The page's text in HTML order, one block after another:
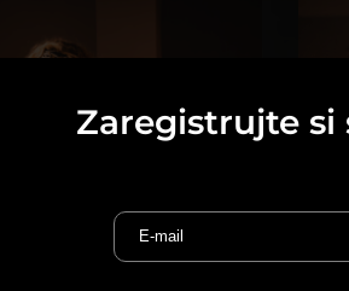
Zaregistrujte si